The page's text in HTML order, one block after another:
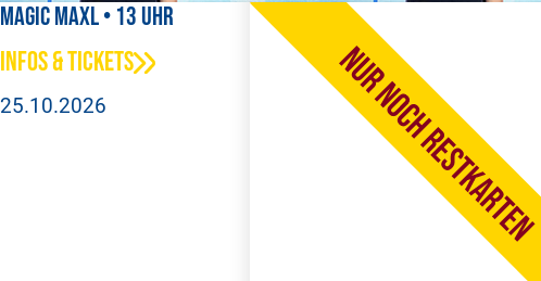
Magic Maxl • 13 Uhr
Infos & Tickets
25.10.2026